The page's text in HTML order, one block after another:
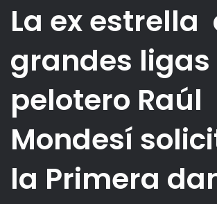
La ex estrella
grandes ligas
pelotero Raúl
Mondesí
la Primera